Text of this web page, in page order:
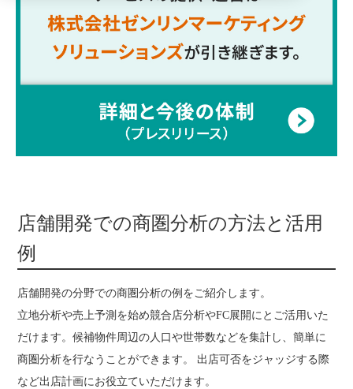
店舗開発での商圏分析の方法と活用
例
店舗開発の分野での商圏分析の例をご紹介します。
立地分析や売上予測を始め競合店分析やFC展開にとご活用いた
だけます。候補物件周辺の人口や世帯数などを集計し、簡単に
商圏分析を行なうことができます。 出店可否をジャッジする際
など出店計画にお役立ていただけます。